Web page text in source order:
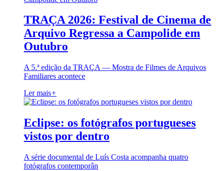
TRAÇA 2026: Festival de Cinema de
Arquivo Regressa a Campolide em
Outubro
A 5.ª edição da TRAÇA — Mostra de Filmes de Arquivos
Familiares acontece
Ler mais+
Eclipse: os fotógrafos portugueses
vistos por dentro
A série documental de Luís Costa acompanha quatro
fotógrafos contemporân